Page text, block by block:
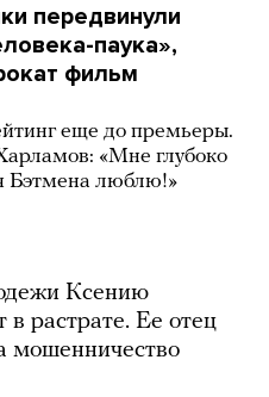
передвинули
паука»,
фильм
еще до премьеры.
«Мне глубоко
Бэтмена люблю!»
Ксению
в растрате. Ее отец
мошенничество